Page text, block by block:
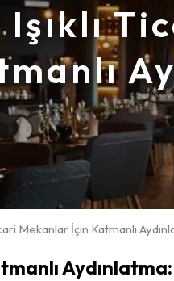
Işıklı
Mekanlar İçin Katmanlı